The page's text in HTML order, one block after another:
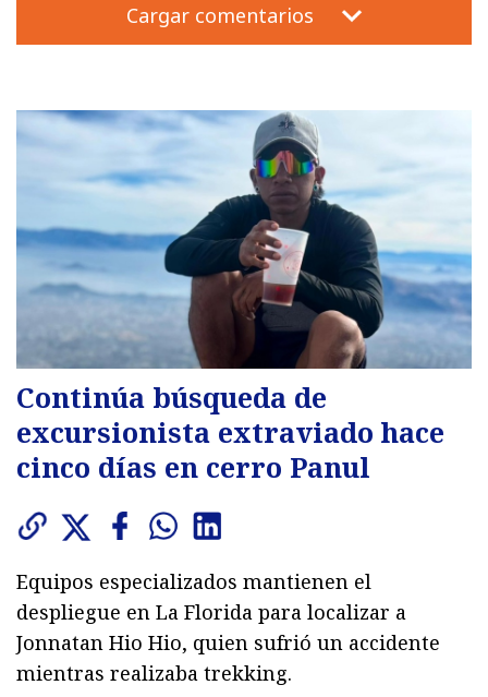
Cargar comentarios
Continúa búsqueda de
excursionista extraviado hace
cinco días en cerro Panul
Equipos especializados mantienen el
despliegue en La Florida para localizar a
Jonnatan Hio Hio, quien sufrió un accidente
mientras realizaba trekking.